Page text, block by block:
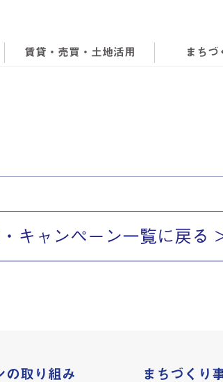
賃貸・売買・土地活用 まちづ
キャンペーン一覧に戻る
の取り組み まちづくり